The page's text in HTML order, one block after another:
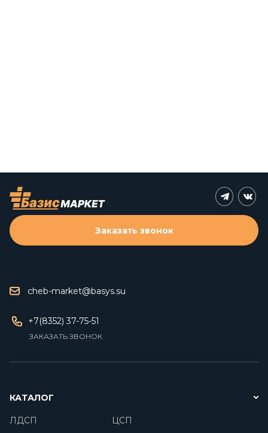
cheb-market@basys.su
+7(8352) 37-75-51
ЗАКАЗАТЬ ЗВОНОК
Заказать звонок
КАТАЛОГ
ЛДСП
ЦСП